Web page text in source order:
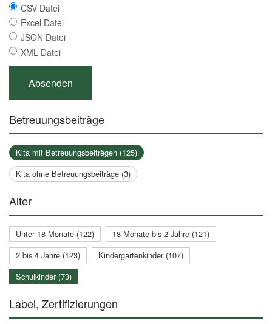
CSV Datei
Excel Datei
JSON Datei
XML Datei
Betreuungsbeiträge
Kita mit Betreuungsbeiträgen (125)
Kita ohne Betreuungsbeiträge (3)
Alter
Unter 18 Monate (122)
18 Monate bis 2 Jahre (121)
2 bis 4 Jahre (123)
Kindergartenkinder (107)
Schulkinder (73)
Label, Zertifizierungen